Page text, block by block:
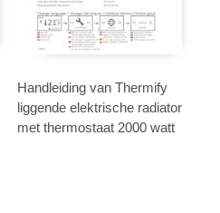
Handleiding van Thermify
liggende elektrische radiator
met thermostaat 2000 watt